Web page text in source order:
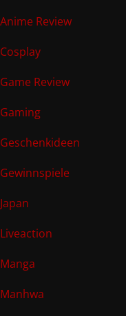
Anime Review
Cosplay
Game Review
Gaming
Geschenkideen
Gewinnspiele
Japan
Liveaction
Manga
Manhwa